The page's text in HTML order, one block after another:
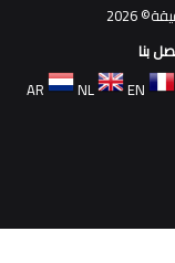
2026
بنا
AR
NL EN